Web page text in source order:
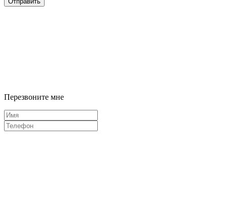
Перезвоните мне